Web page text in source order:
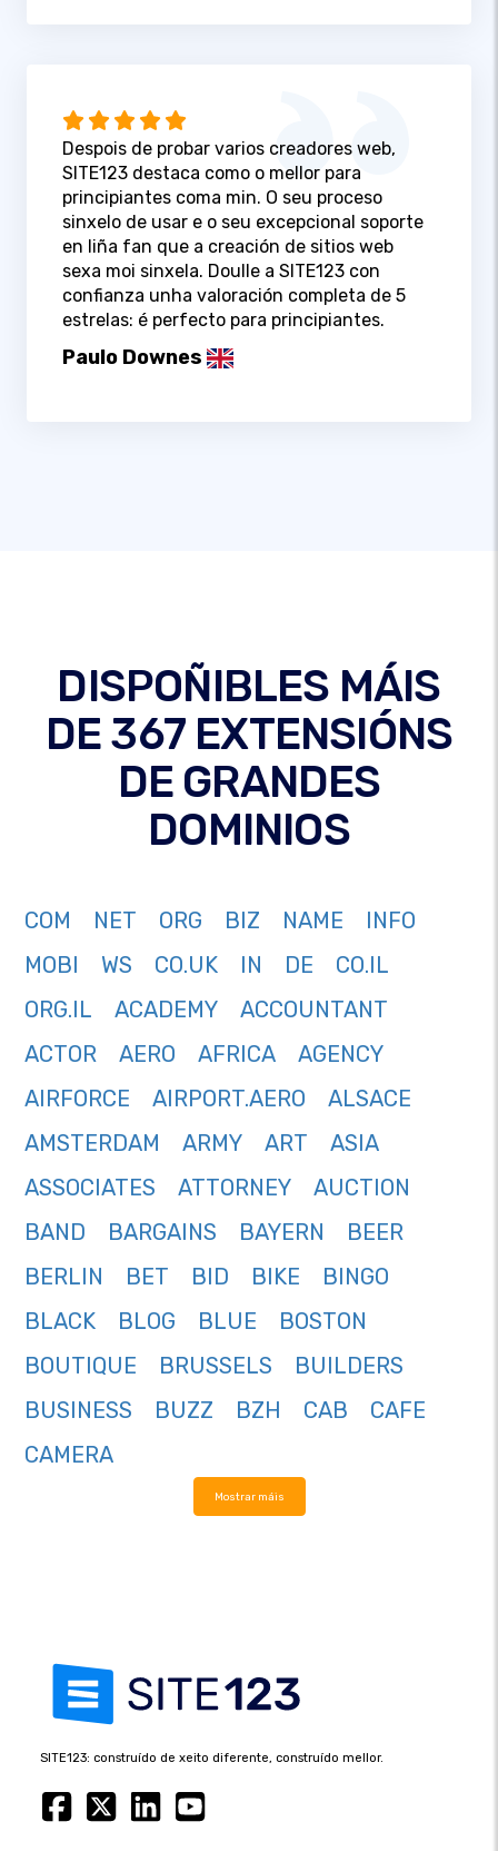
Despois de probar varios creadores web,
SITE123 destaca como o mellor para
principiantes coma min. O seu proceso
sinxelo de usar e o seu excepcional soporte
en liña fan que a creación de sitios web
sexa moi sinxela. Doulle a SITE123 con
confianza unha valoración completa de 5
estrelas: é perfecto para principiantes.
Paulo Downes
DISPOÑIBLES MÁIS
DE 367 EXTENSIÓNS
DE GRANDES
DOMINIOS
COM NET ORG BIZ NAME
INFO
MOBI
WS CO.UK IN DE
CO.IL
ORG.IL
ACADEMY
ACCOUNTANT
ACTOR
AERO AFRICA
AGENCY
AIRFORCE
AIRPORT.AERO
ALSACE
AMSTERDAM
ARMY ART
ASIA
ASSOCIATES
ATTORNEY
AUCTION
BAND
BARGAINS BAYERN
BEER
BERLIN
BET BID BIKE
BINGO
BLACK
BLOG BLUE
BOSTON
BOUTIQUE
BRUSSELS
BUILDERS
BUSINESS
BUZZ BZH CAB
CAFE
CAMERA
Mostrar máis
SITE123: construído de xeito diferente, construído mellor.